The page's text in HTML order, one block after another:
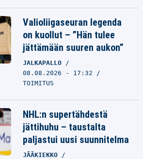
Valioliigaseuran legenda
on kuollut – ”Hän tulee
jättämään suuren aukon”
JALKAPALLO
08.08.2026 - 17:32
TOIMITUS
NHL:n supertähdestä
jättihuhu – taustalta
paljastui uusi suunnitelma
JÄÄKIEKKO